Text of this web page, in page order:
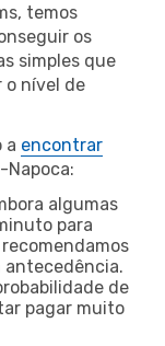
temos
os
simples que
o nível de
a encontrar
Napoca:
algumas
para
antecedência.
de
pagar muito